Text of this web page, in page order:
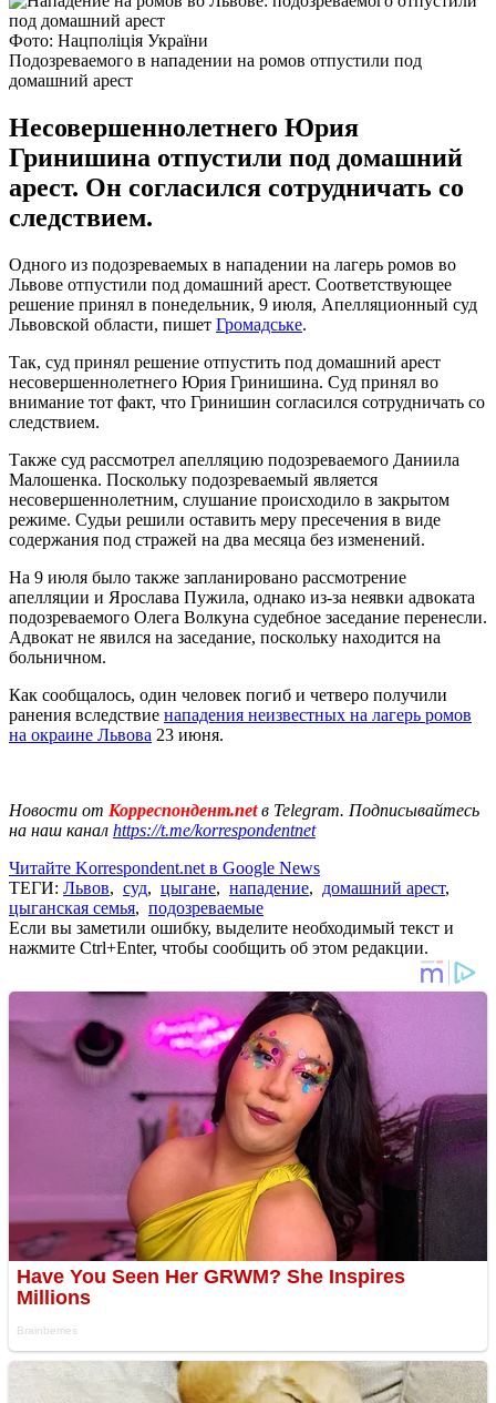
Фото: Нацполіція України
Подозреваемого в нападении на ромов отпустили под
домашний арест
Несовершеннолетнего Юрия
Гринишина отпустили под домашний
арест. Он согласился сотрудничать со
следствием.
Одного из подозреваемых в нападении на лагерь ромов во
Львове отпустили под домашний арест. Соответствующее
решение принял в понедельник, 9 июля, Апелляционный суд
Львовской области, пишет Громадське.
Так, суд принял решение отпустить под домашний арест
несовершеннолетнего Юрия Гринишина. Суд принял во
внимание тот факт, что Гринишин согласился сотрудничать со
следствием.
Также суд рассмотрел апелляцию подозреваемого Даниила
Малошенка. Поскольку подозреваемый является
несовершеннолетним, слушание происходило в закрытом
режиме. Судьи решили оставить меру пресечения в виде
содержания под стражей на два месяца без изменений.
На 9 июля было также запланировано рассмотрение
апелляции и Ярослава Пужила, однако из-за неявки адвоката
подозреваемого Олега Волкуна судебное заседание перенесли.
Адвокат не явился на заседание, поскольку находится на
больничном.
Как сообщалось, один человек погиб и четверо получили
ранения вследствие нападения неизвестных на лагерь ромов
на окраине Львова 23 июня.
Новости от Корреспондент.netв Telegram. Подписывайтесь
на наш канал https://t.me/korrespondentnet
Читайте Korrespondent.net в Google News
ТЕГИ: Львов, суд, цыгане, нападение, домашний арест,
цыганская семья, подозреваемые
Если вы заметили ошибку, выделите необходимый текст и
нажмите Ctrl+Enter, чтобы сообщить об этом редакции.